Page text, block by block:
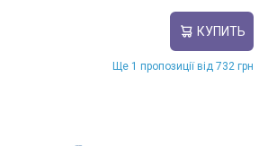
КУПИТЬ
Ще 1 пропозиції від 732 грн